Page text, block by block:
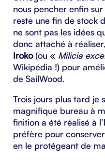
nous pencher enfin
reste une fin de stock
ne sont pas les idées
donc attaché à
Iroko (ou « Milicia
Wikipédia !) pour
de SailWood.
Trois jours plus tard je
magnifique bureau à
finition a été réalisé à l’
préfère pour
en le protégeant de